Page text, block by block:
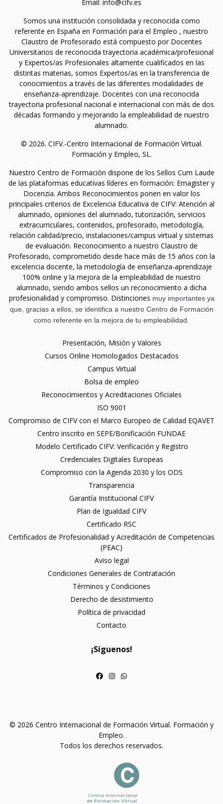
Email: info@cifv.es
Somos una institución consolidada y reconocida como
referente en España en Formación para el Empleo , nuestro
Claustro de Profesorado está compuesto por Docentes
Universitarios de reconocida trayectoria académica/profesional
y Expertos/as Profesionales altamente cualificados en las
distintas materias, somos Expertos/as en la transferencia de
conocimientos a través de las diferentes modalidades de
enseñanza-aprendizaje. Docentes con una reconocida
trayectoria profesional nacional e internacional con más de dos
décadas formando y mejorando la empleabilidad de nuestro
alumnado.
© 2026. CIFV.-Centro Internacional de Formación Virtual.
Formación y Empleo, SL.
Nuestro Centro de Formación dispone de los Sellos Cum Laude
de las plataformas educativas líderes en formación: Emagister y
Docenzia. Ambos Reconocimientos ponen en valor los
principales criterios de Excelencia Educativa de CIFV: Atención al
alumnado, opiniones del alumnado, tutorización, servicios
extracurriculares, contenidos, profesorado, metodología,
relación calidad/precio, instalaciones/campus virtual y sistemas
de evaluación. Reconocimiento a nuestro Claustro de
Profesorado, comprometido desde hace más de 15 años con la
excelencia docente, la metodología de enseñanza-aprendizaje
100% online y la mejora de la empleabilidad de nuestro
alumnado, siendo ambos sellos un reconocimiento a dicha
profesionalidad y compromiso. Distinciones muy importantes ya
que, gracias a ellos, se identifica a nuestro Centro de Formación
como referente en la mejora de tu empleabilidad.
Presentación, Misión y Valores
Cursos Online Homologados Destacados
Campus Virtual
Bolsa de empleo
Reconocimientos y Acreditaciones Oficiales
ISO 9001
Compromiso de CIFV con el Marco Europeo de Calidad EQAVET
Centro inscrito en SEPE/Bonificación FUNDAE
Modelo Certificado CIFV: Verificación y Registro
Credenciales Digitales Europeas
Compromiso con la Agenda 2030 y los ODS
Transparencia
Garantía Institucional CIFV
Plan de Igualdad CIFV
Certificado RSC
Certificados de Profesionalidad y Acreditación de Competencias
(PEAC)
Aviso legal
Condiciones Generales de Contratación
Términos y Condiciones
Derecho de desistimiento
Política de privacidad
Contacto
¡Síguenos!
© 2026 Centro Internacional de Formación Virtual. Formación y
Empleo.
Todos los derechos reservados.